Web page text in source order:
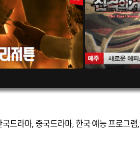
드라마, 중국드라마, 한국 예능 프로그